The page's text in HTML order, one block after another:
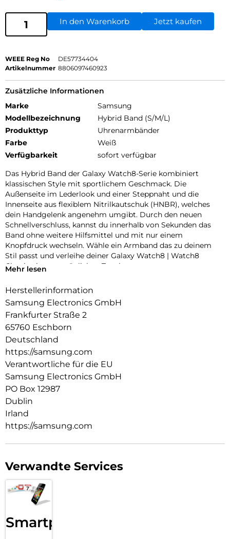
In den Warenkorb Jetzt kaufen
WEEE Reg No
DE57734404
Artikelnummer 8806097460923
Zusätzliche Informationen
Marke
Samsung
Modellbezeichnung
Hybrid Band (S/M/L)
Produkttyp
Uhrenarmbänder
Farbe
Weiß
Verfügbarkeit
sofort verfügbar
Das Hybrid Band der Galaxy Watch8-Serie kombiniert
klassischen Style mit sportlichem Geschmack. Die
Außenseite im Lederlook und einer Steppnaht und die
Innenseite aus flexiblem Nitrilkautschuk (HNBR), welches
dein Handgelenk angenehm umgibt. Durch den neuen
Schnellverschluss, kannst du innerhalb von Sekunden das
Band ohne weitere Hilfsmittel und mit nur einem
Knopfdruck wechseln. Wähle ein Armband das zu deinem
Stil passt und verleihe deiner Galaxy Watch8 | Watch8
Classic einen persönlichen Touch.
Mehr lesen
Herstellerinformation
Samsung Electronics GmbH
Frankfurter Straße 2
65760 Eschborn
Deutschland
https://samsung.com
Verantwortliche für die EU
Samsung Electronics GmbH
PO Box 12987
Dublin
Irland
https://samsung.com
Verwandte Services
Smartphone